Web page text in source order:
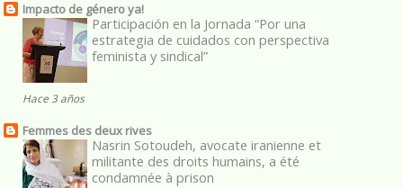
Impacto de género ya!
Participación en la Jornada “Por una
estrategia de cuidados con perspectiva
feminista y sindical”
Hace 3 años
Femmes des deux rives
Nasrin Sotoudeh, avocate iranienne et
militante des droits humains, a été
condamnée à prison